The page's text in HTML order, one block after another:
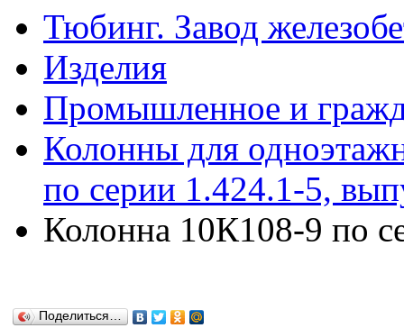
Тюбинг. Завод
Изделия
Промышленное и
Колонны для
по серии 1.424.1-5,
Колонна 10К108-9 по
Поделиться…